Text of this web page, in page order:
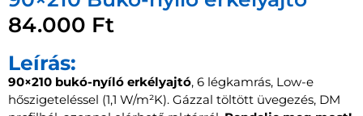
84.000 Ft
Leírás:
90×210 bukó-nyíló erkélyajtó, 6 légkamrás, Low-e
hőszigeteléssel (1,1 W/m²K). Gázzal töltött üvegezés, DM